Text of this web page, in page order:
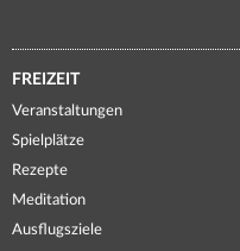
FREIZEIT
Veranstaltungen
Spielplätze
Rezepte
Meditation
Ausflugsziele